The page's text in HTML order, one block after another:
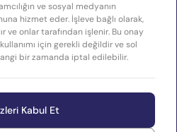
ve sosyal medyanın
hizmet eder. İşleve bağlı olarak,
ve onlar tarafından işlenir. Bu onay
için gerekli değildir ve sol
bir zamanda iptal edilebilir.
Kabul Et